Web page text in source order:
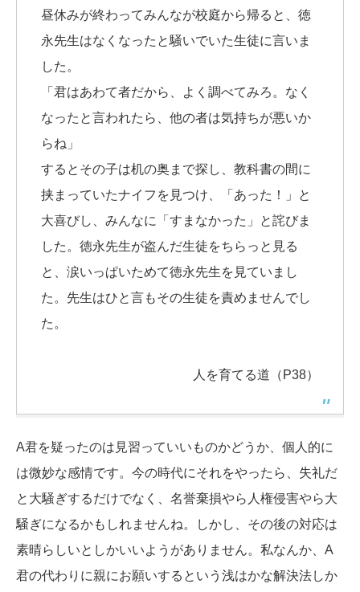
昼休みが終わってみんなが校庭から帰ると、徳
永先生はなくなったと騒いでいた生徒に言いま
した。
「君はあわて者だから、よく調べてみろ。なく
なったと言われたら、他の者は気持ちが悪いか
らね」
するとその子は机の奥まで探し、教科書の間に
挟まっていたナイフを見つけ、「あった！」と
大喜びし、みんなに「すまなかった」と詫びま
した。徳永先生が盗んだ生徒をちらっと見る
と、涙いっぱいためて徳永先生を見ていまし
た。先生はひと言もその生徒を責めませんでし
た。
人を育てる道（P38）
A君を疑ったのは見習っていいものかどうか、個人的に
は微妙な感情です。今の時代にそれをやったら、失礼だ
と大騒ぎするだけでなく、名誉棄損やら人権侵害やら大
騒ぎになるかもしれませんね。しかし、その後の対応は
素晴らしいとしかいいようがありません。私なんか、A
君の代わりに親にお願いするという浅はかな解決法しか